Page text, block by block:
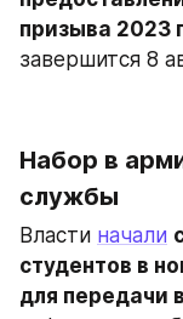
призыва 2023
завершится 8
Набор в
службы
Власти начали
студентов в
для передачи